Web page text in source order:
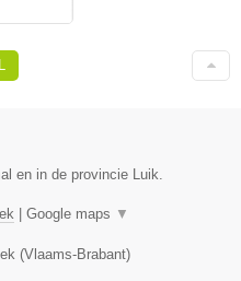
en in de provincie Luik.
Google maps ▼
(Vlaams-Brabant)